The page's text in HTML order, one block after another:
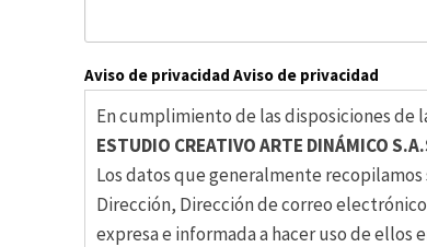
Aviso de privacidad Aviso de privacidad
En cumplimiento de las disposiciones de
ESTUDIO CREATIVO ARTE DINÁMICO
Los datos que generalmente recopilamos
Dirección, Dirección de correo
expresa e informada a hacer uso de